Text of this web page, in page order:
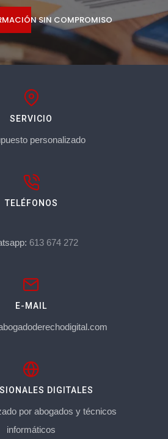
SIN COMPROMISO
SERVICIO
personalizado
TELÉFONOS
613 674 272
E-MAIL
DIGITALES
por abogados y técnicos
informáticos